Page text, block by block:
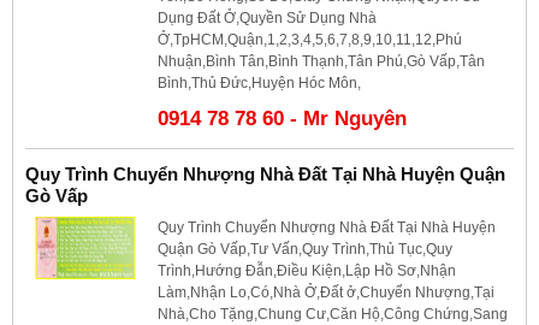
Dụng Đất Ở,Quyền Sử Dụng Nhà
Ở,TpHCM,Quận,1,2,3,4,5,6,7,8,9,10,11,12,Phú
Nhuận,Bình Tân,Bình Thạnh,Tân Phú,Gò Vấp,Tân
Bình,Thủ Đức,Huyện Hóc Môn,
0914 78 78 60 - Mr Nguyên
Quy Trình Chuyển Nhượng Nhà Đất Tại Nhà Huyện Quận
Gò Vấp
Quy Trình Chuyển Nhượng Nhà Đất Tại Nhà Huyện
Quận Gò Vấp,Tư Vấn,Quy Trình,Thủ Tục,Quy
Trình,Hướng Đẫn,Điều Kiện,Lập Hồ Sơ,Nhận
Làm,Nhận Lo,Có,Nhà Ở,Đất ở,Chuyển Nhượng,Tại
Nhà,Cho Tặng,Chung Cư,Căn Hộ,Công Chứng,Sang